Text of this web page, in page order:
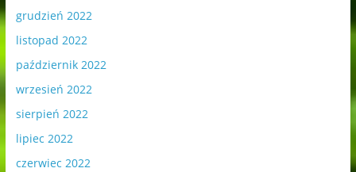
grudzień 2022
listopad 2022
październik 2022
wrzesień 2022
sierpień 2022
lipiec 2022
czerwiec 2022